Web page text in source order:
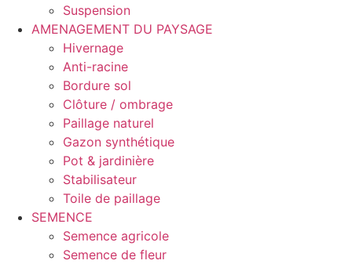
Suspension
AMENAGEMENT DU PAYSAGE
Hivernage
Anti-racine
Bordure sol
Clôture / ombrage
Paillage naturel
Gazon synthétique
Pot & jardinière
Stabilisateur
Toile de paillage
SEMENCE
Semence agricole
Semence de fleur